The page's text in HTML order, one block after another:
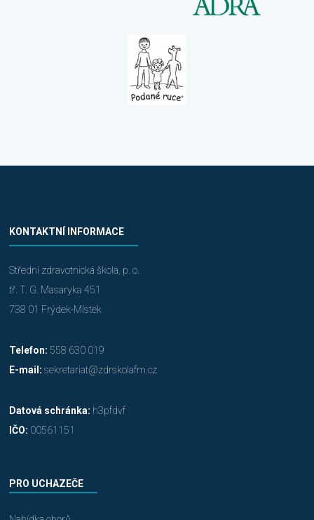
KONTAKTNÍ INFORMACE
Střední zdravotnická škola, p. o.
tř. T. G. Masaryka 451
738 01 Frýdek-Místek
Telefon: 558 630 019
E-mail: sekretariat@zdrskolafm.cz
Datová schránka: h3pfdvf
IČO: 00561151
PRO UCHAZEČE